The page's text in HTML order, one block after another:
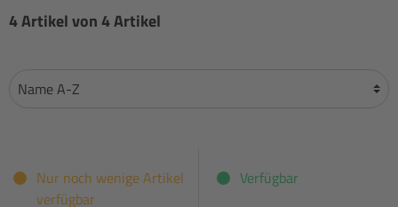
4 Artikel von 4 Artikel
Nur noch wenige Artikel
verfügbar
Verfügbar